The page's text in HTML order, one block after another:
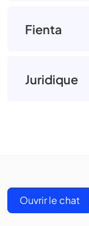
Fienta
Juridique
Ouvrir le chat